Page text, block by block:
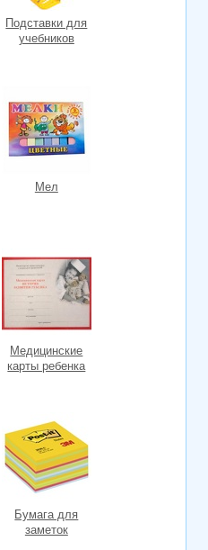
Подставки для
учебников
Мел
Медицинские
карты ребенка
Бумага для
заметок